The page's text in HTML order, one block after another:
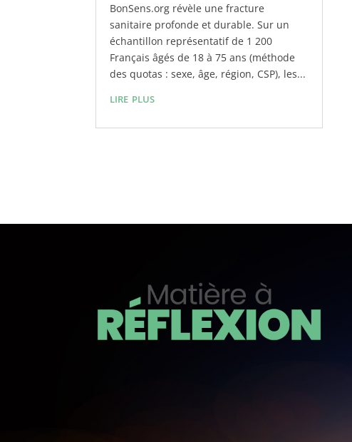
BonSens.org révèle une fracture
sanitaire profonde et durable. Sur un
échantillon représentatif de 1 200
Français âgés de 18 à 75 ans (méthode
des quotas : sexe, âge, région, CSP), les...
lire plus